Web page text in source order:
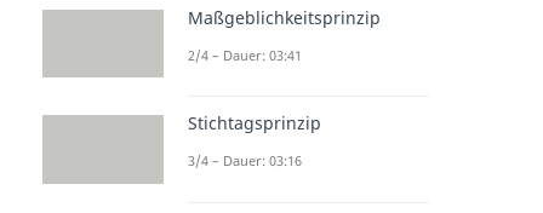
Dauer: 04:26
Maßgeblichkeitsprinzip
2/4 – Dauer: 03:41
Stichtagsprinzip
3/4 – Dauer: 03:16